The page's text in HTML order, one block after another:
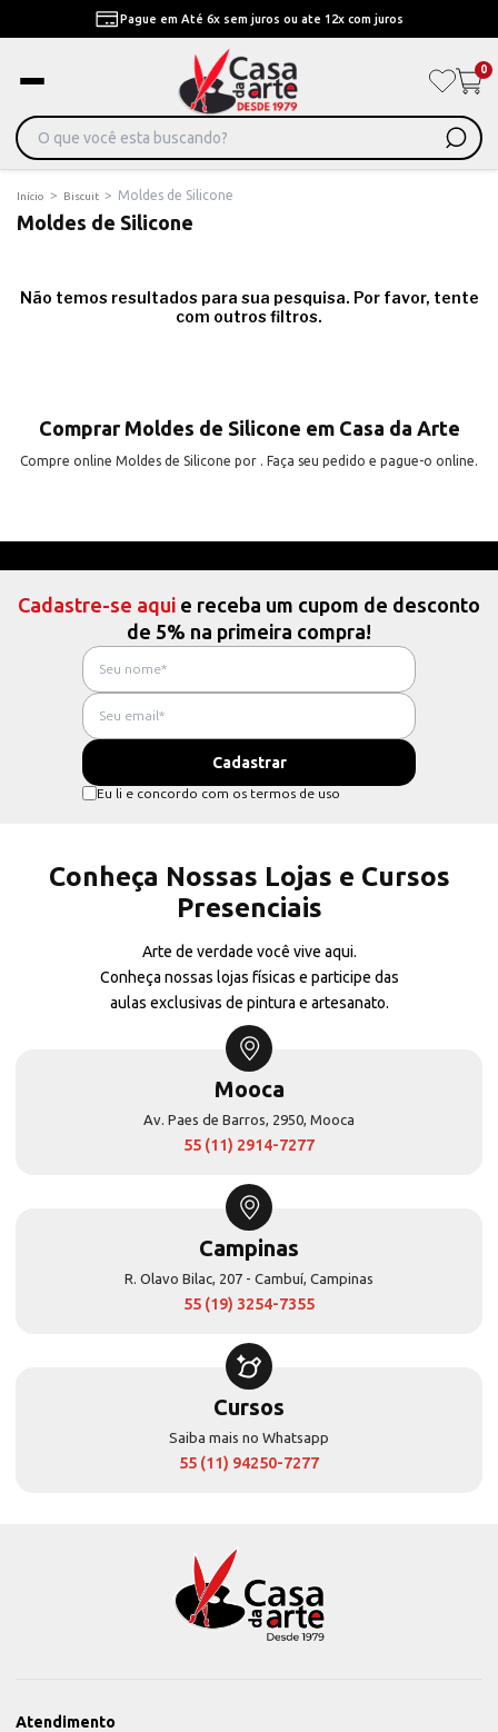
Pague em Até 6x sem juros ou ate 12x com juros
0
Início > Biscuit > Moldes de Silicone
Moldes de Silicone
Não temos resultados para sua pesquisa. Por favor, tente
com outros filtros.
Comprar Moldes de Silicone em Casa da Arte
Compre online Moldes de Silicone por . Faça seu pedido e pague-o online.
Cadastre-se aqui e receba um cupom de desconto
de 5% na primeira compra!
Eu li e concordo com os termos de uso
Conheça Nossas Lojas e Cursos
Presenciais
Arte de verdade você vive aqui.
Conheça nossas lojas físicas e participe das
aulas exclusivas de pintura e artesanato.
Mooca
Av. Paes de Barros, 2950, Mooca
55 (11) 2914-7277
Campinas
R. Olavo Bilac, 207 - Cambuí, Campinas
55 (19) 3254-7355
Cursos
Saiba mais no Whatsapp
55 (11) 94250-7277
Atendimento